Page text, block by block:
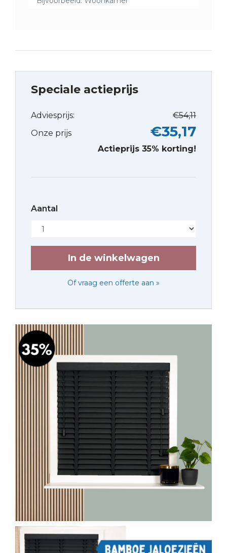
Speciale actieprijs
Adviesprijs:
€54,11
Onze prijs
€35,17
Actieprijs 35% korting!
Aantal
Of vraag een offerte aan »